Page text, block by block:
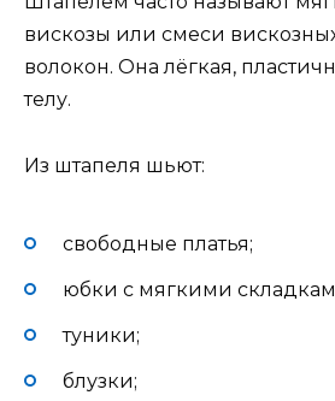
вискозы или смеси
волокон. Она лёгкая,
телу.
Из штапеля шьют:
свободные платья;
юбки с мягкими
туники;
блузки;